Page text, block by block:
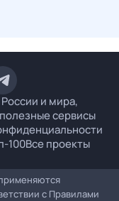
и мира,
сервисы
100Все проекты
с Правилами